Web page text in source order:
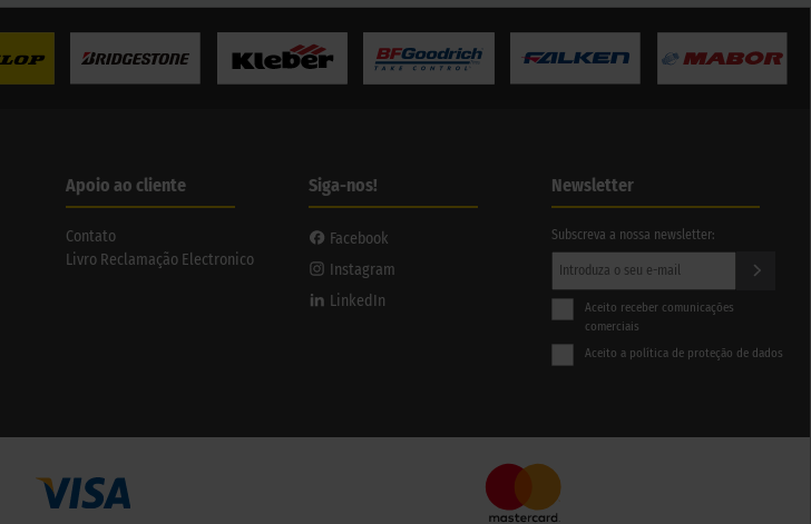
Apoio ao cliente
Contato
Livro Reclamação Electronico
Siga-nos!
Facebook
Instagram
LinkedIn
Newsletter
Subscreva a nossa newsletter:
Aceito receber comunicações
comerciais
Aceito a política de proteção de dados